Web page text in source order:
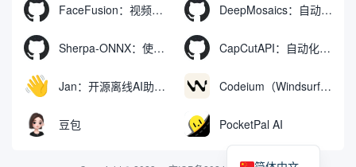
FaceFusion：视频换脸增强工具|语音同步视频嘴型动作 DeepMosaics：自动去除图像和视频中的马赛克，或向其添加马赛克
Sherpa-ONNX：使用ONNXRuntime实现离线语音识别和合成 CapCutAPI：自动化控制CapCut视频剪辑的开源工具
Jan：开源离线AI助手，ChatGPT 替代品，运行本地AI模型或连接云端AI Codeium（Windsurf Editor）：免费的AI代码补全与聊天工具，Windsurf以对话方式编写完整项目代码
豆包 PocketPal AI